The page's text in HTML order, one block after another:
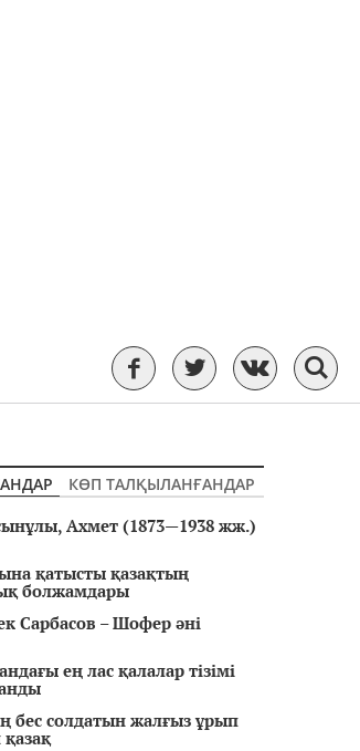
КӨП ТАЛҚЫЛАНҒАНДАР
Ахмет (1873—1938 жж.)
қатысты қазақтың
болжамдары
Сарбасов – Шофер әні
ең лас қалалар тізімі
бес солдатын жалғыз ұрып